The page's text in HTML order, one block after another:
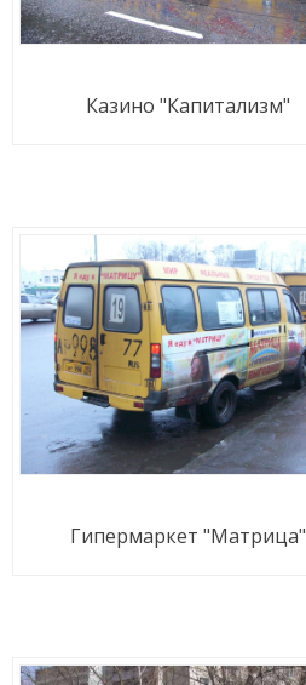
Казино "Капитализм"
Гипермаркет "Матрица"